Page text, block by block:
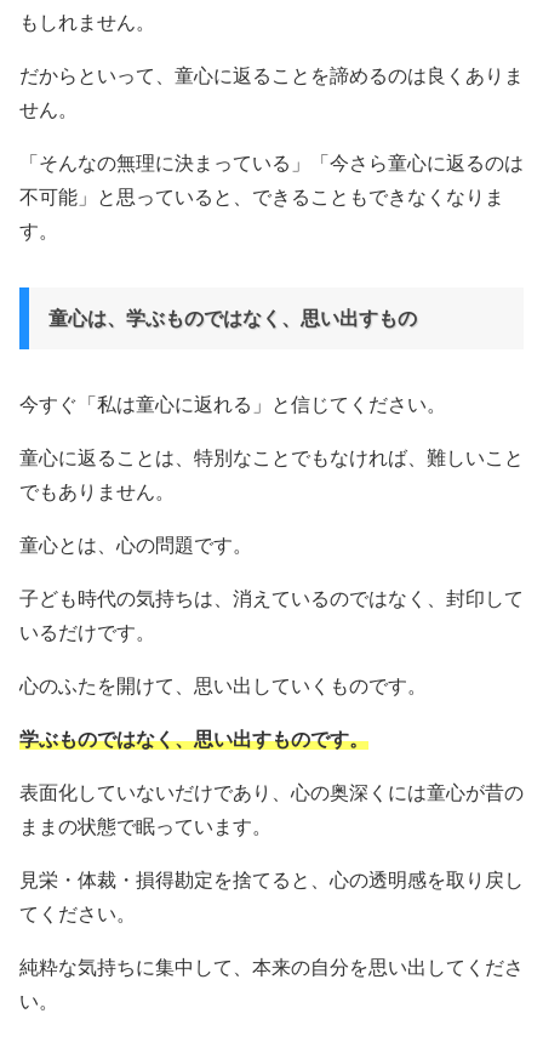
もしれません。
だからといって、童心に返ることを諦めるのは良くありま
せん。
「そんなの無理に決まっている」「今さら童心に返るのは
不可能」と思っていると、できることもできなくなりま
す。
童心は、学ぶものではなく、思い出すもの
今すぐ「私は童心に返れる」と信じてください。
童心に返ることは、特別なことでもなければ、難しいこと
でもありません。
童心とは、心の問題です。
子ども時代の気持ちは、消えているのではなく、封印して
いるだけです。
心のふたを開けて、思い出していくものです。
学ぶものではなく、思い出すものです。
表面化していないだけであり、心の奥深くには童心が昔の
ままの状態で眠っています。
見栄・体裁・損得勘定を捨てると、心の透明感を取り戻し
てください。
純粋な気持ちに集中して、本来の自分を思い出してくださ
い。